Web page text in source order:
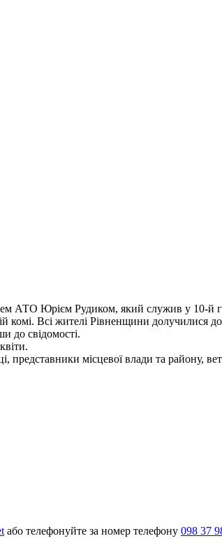
АТО Юрієм Рудиком, який служив у 10-й
Всі жителі Рівненщини долучилися
до свідомості.
представники місцевої влади та району,
або телефонуйте за номер телефону 098 37